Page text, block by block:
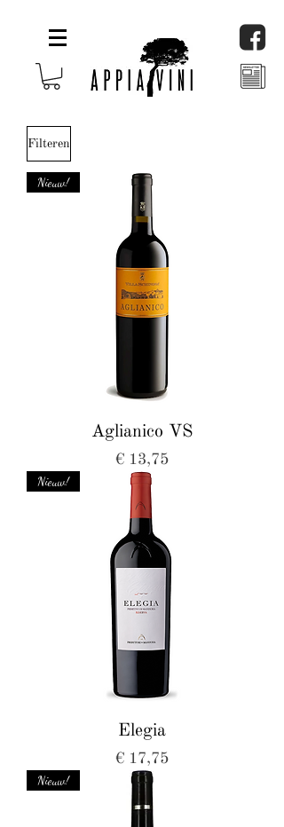
Filteren
Nieuw!
Aglianico VS
Prijs
€ 13,75
Nieuw!
Elegia
Prijs
€ 17,75
Nieuw!